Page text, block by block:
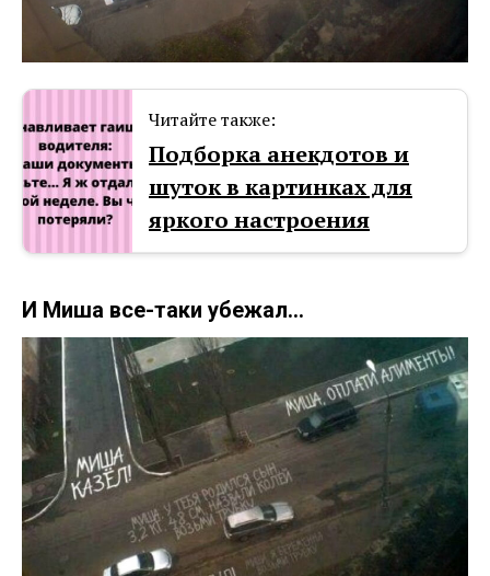
Читайте также:
Подборка анекдотов и
шуток в картинках для
яркого настроения
И Миша все-таки убежал…